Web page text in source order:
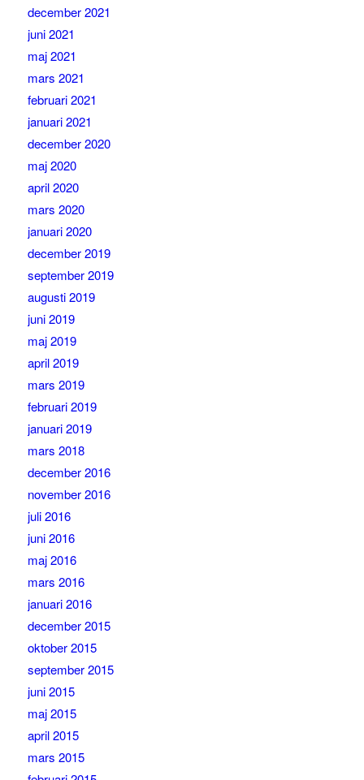
december 2021
juni 2021
maj 2021
mars 2021
februari 2021
januari 2021
december 2020
maj 2020
april 2020
mars 2020
januari 2020
december 2019
september 2019
augusti 2019
juni 2019
maj 2019
april 2019
mars 2019
februari 2019
januari 2019
mars 2018
december 2016
november 2016
juli 2016
juni 2016
maj 2016
mars 2016
januari 2016
december 2015
oktober 2015
september 2015
juni 2015
maj 2015
april 2015
mars 2015